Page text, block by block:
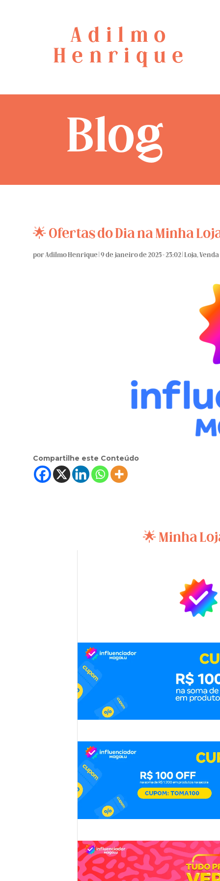
Adilmo
Henrique
Blog
🌟 Ofertas do Dia na Minha
porAdilmo Henrique |9 de janeiro de 2025 - 23:02|Loja,
Compartilhe este Conteúdo
🌟 Minha